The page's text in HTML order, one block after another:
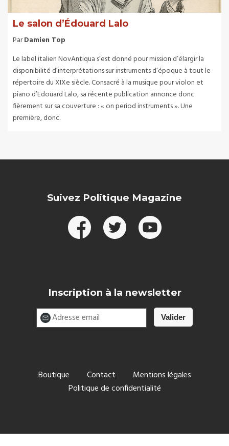
Le salon d’Édouard Lalo
ParDamien Top
Le label italien NovAntiqua s’est donné pour mission d’élargir la
disponibilité d’interprétations sur instruments d’époque à tout le
répertoire du XIXe siècle. Consacré à la musique pour violon et
piano d’Edouard Lalo, sa récente publication annonce donc
fièrement sur sa couverture : « on period instruments ». Une
première, donc.
Suivez Politique Magazine
Inscription à la newsletter
Boutique Contact
Mentions légales
Politique de confidentialité